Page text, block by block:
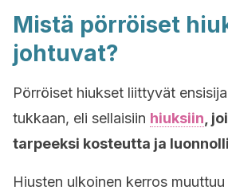
Mistä pörröiset
johtuvat?
Pörröiset hiukset liittyvät
tukkaan, eli sellaisiin hiuksiin ,
tarpeeksi kosteutta ja
Hiusten ulkoinen kerros